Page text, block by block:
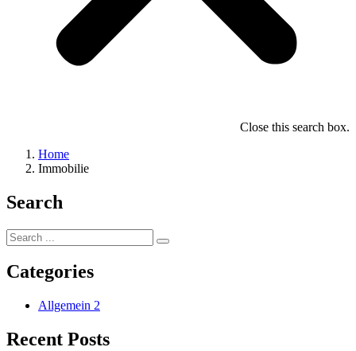
Close this search box.
Home
Immobilie
Search
Categories
Allgemein 2
Recent Posts